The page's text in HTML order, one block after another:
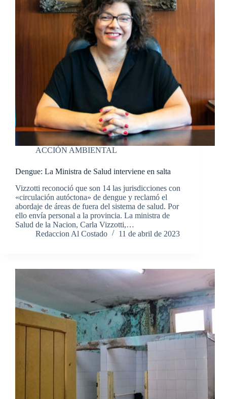
ACCIÓN AMBIENTAL
Dengue: La Ministra de Salud interviene en salta
Vizzotti reconoció que son 14 las jurisdicciones con
«circulación autóctona» de dengue y reclamó el
abordaje de áreas de fuera del sistema de salud. Por
ello envía personal a la provincia. La ministra de
Salud de la Nacion, Carla Vizzotti,…
Redaccion Al Costado
11 de abril de 2023